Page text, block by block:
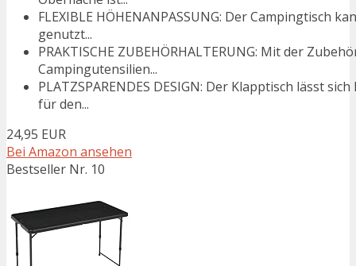
FLEXIBLE HÖHENANPASSUNG: Der Campingtisch
genutzt...
PRAKTISCHE ZUBEHÖRHALTERUNG: Mit der
Campingutensilien...
PLATZSPARENDES DESIGN: Der Klapptisch lässt
für den...
24,95 EUR
Bei Amazon ansehen
Bestseller Nr. 10